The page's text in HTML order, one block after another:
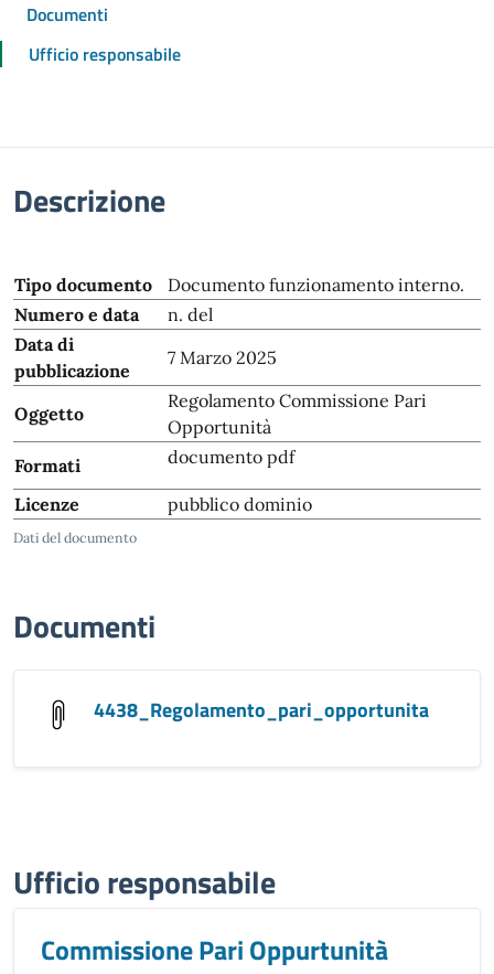
Documenti
Ufficio responsabile
Descrizione
Dati del documento
Tipo documento
Documento funzionamento interno.
Numero e data
n. del
Data di
pubblicazione
7 Marzo 2025
Oggetto
Regolamento Commissione Pari
Opportunità
Formati
documento pdf
Licenze pubblico dominio
Documenti
4438_Regolamento_pari_opportunita
Ufficio responsabile
Commissione Pari Oppurtunità